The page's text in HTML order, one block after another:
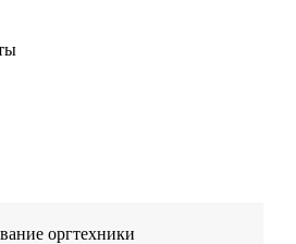
оргтехники